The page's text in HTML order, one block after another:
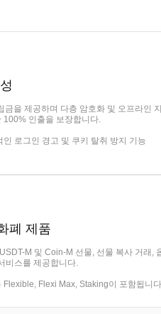
금을 제공하며 다층 암호화 및 오프라인
100% 인출을 보장합니다.
인 로그인 경고 및 쿠키 탈취 방지 기능
폐 제품
M 및 Coin-M 선물, 선물 복사 거래,
비스를 제공합니다.
Flexible, Flexi Max, Staking이 포함됩니